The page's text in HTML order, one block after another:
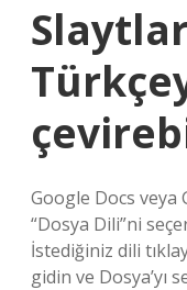
Google Docs veya
“Dosya Dili”ni
İstediğiniz dili
gidin ve Dosya’yı